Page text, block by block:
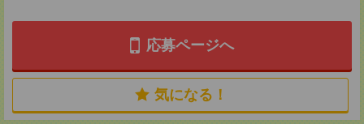
応募ページへ
気になる！